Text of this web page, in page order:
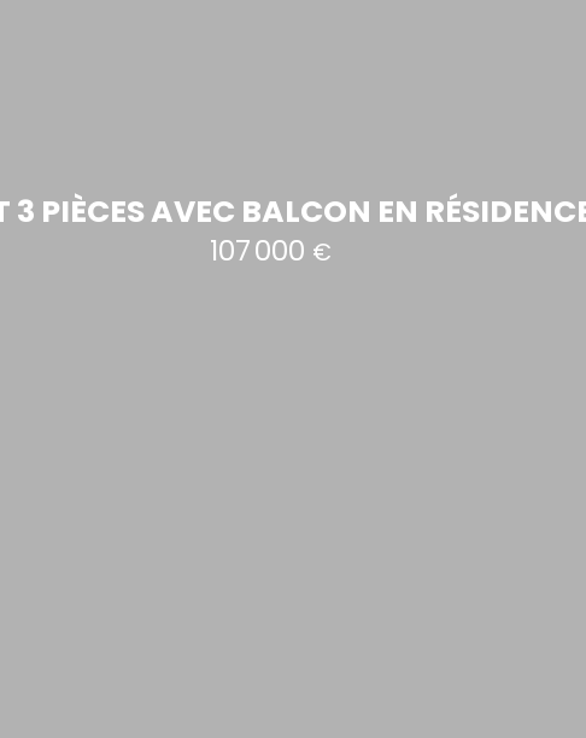
PIÈCES AVEC BALCON EN
107 000 €